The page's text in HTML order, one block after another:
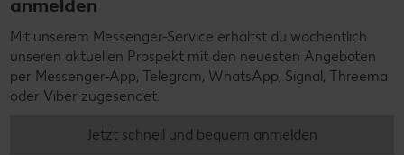
anmelden
Mit unserem Messenger-Service erhältst du wöchentlich
unseren aktuellen Prospekt mit den neuesten Angeboten
per Messenger-App, Telegram, WhatsApp, Signal, Threema
oder Viber zugesendet.
Jetzt schnell und bequem anmelden